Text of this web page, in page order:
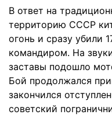
В ответ на
территорию СССР
огонь и сразу убили
командиром. На
заставы подошло
Бой продолжался
закончился
советский